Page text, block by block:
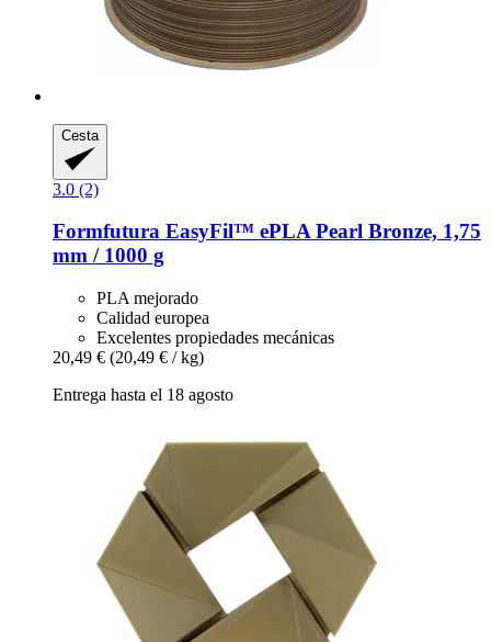
Cesta
3.0 (2)
Formfutura EasyFil™ ePLA Pearl Bronze, 1,75
mm / 1000 g
PLA mejorado
Calidad europea
Excelentes propiedades mecánicas
20,49 € (20,49 € / kg)
Entrega hasta el 18 agosto